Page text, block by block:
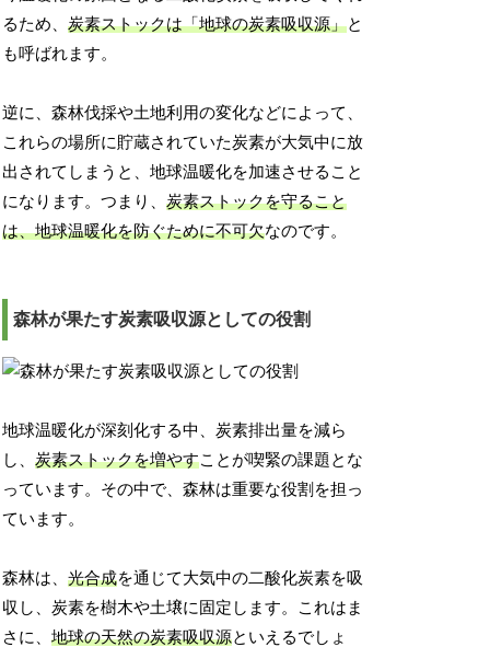
るため、炭素ストックは「地球の炭素吸収源」と
も呼ばれます。
逆に、森林伐採や土地利用の変化などによって、
これらの場所に貯蔵されていた炭素が大気中に放
出されてしまうと、地球温暖化を加速させること
になります。つまり、炭素ストックを守ること
は、地球温暖化を防ぐために不可欠なのです。
森林が果たす炭素吸収源としての役割
地球温暖化が深刻化する中、炭素排出量を減ら
し、炭素ストックを増やすことが喫緊の課題とな
っています。その中で、森林は重要な役割を担っ
ています。
森林は、光合成を通じて大気中の二酸化炭素を吸
収し、炭素を樹木や土壌に固定します。これはま
さに、地球の天然の炭素吸収源といえるでしょ